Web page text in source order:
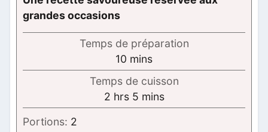
grandes occasions
Temps de préparation
10 minutes
mins
Temps de cuisson
2hours
hrs 5minutes
mins
Portions: 2